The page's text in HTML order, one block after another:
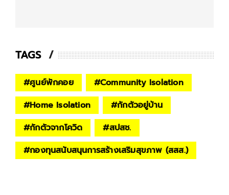
TAGS
#ศูนย์พักคอย #Community Isolation
#Home Isolation #กักตัวอยู่บ้าน
#กักตัวจากโควิด #สปสช.
#กองทุนสนับสนุนการสร้างเสริมสุขภาพ (สสส.)